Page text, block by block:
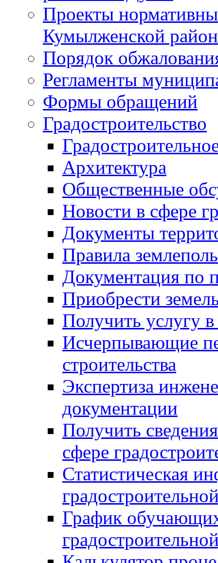
Проекты
Кумылженской
Порядок
Регламенты
Формы обращений
Градостроительство
Архитектура
Общественные
Новости в сфере
Документы
Правила
Документация по
Приобрести
Получить услугу в
Исчерпывающие
строительства
Экспертиза
документации
Получить
сфере
Статистическая
График